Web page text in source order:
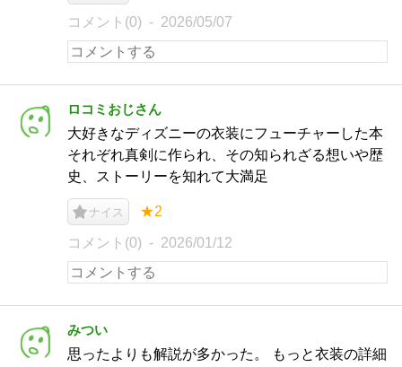
コメント(0) 2026/05/07
ロコミおじさん
大好きなディズニーの衣装にフューチャーした本
それぞれ真剣に作られ、その知られざる想いや歴
史、ストーリーを知れて大満足
ナイス ★2
コメント(0) 2026/01/12
みつい
思ったよりも解説が多かった。 もっと衣装の詳細